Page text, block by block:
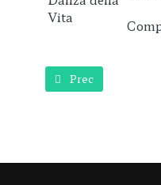
Articolo
Prec